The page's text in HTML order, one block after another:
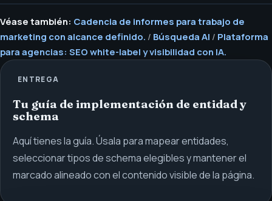
Véase también: Cadencia de informes para trabajo de
marketing con alcance definido. / Búsqueda AI / Plataforma
para agencias: SEO white-label y visibilidad con IA.
ENTREGA
Tu guía de implementación de entidad y
schema
Aquí tienes la guía. Úsala para mapear entidades,
seleccionar tipos de schema elegibles y mantener el
marcado alineado con el contenido visible de la página.